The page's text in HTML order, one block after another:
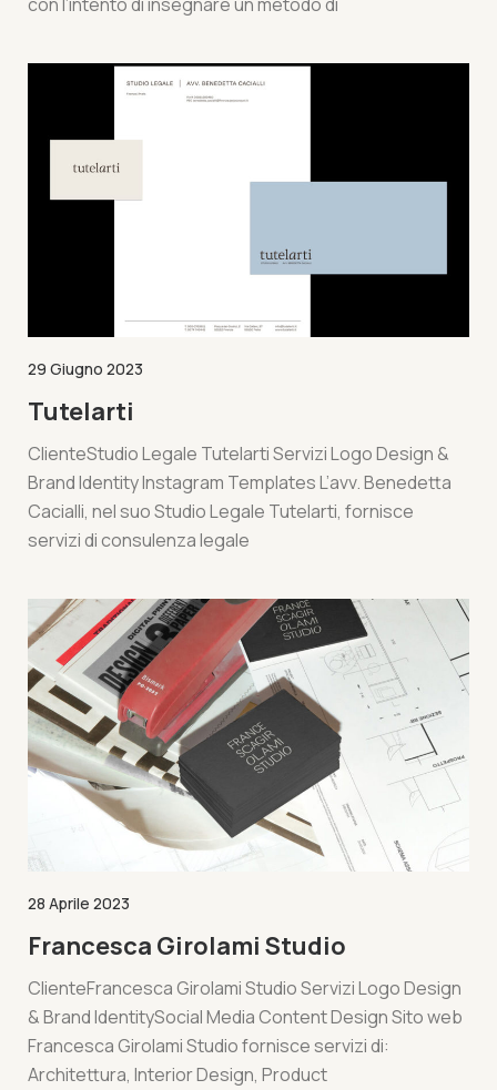
29 Giugno 2023
Tutelarti
ClienteStudio Legale Tutelarti Servizi Logo Design &
Brand Identity Instagram Templates L’avv. Benedetta
Cacialli, nel suo Studio Legale Tutelarti, fornisce
servizi di consulenza legale
28 Aprile 2023
Francesca Girolami Studio
ClienteFrancesca Girolami Studio Servizi Logo Design
& Brand IdentitySocial Media Content Design Sito web
Francesca Girolami Studio fornisce servizi di:
Architettura, Interior Design, Product